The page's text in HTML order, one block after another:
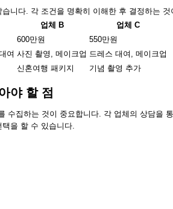
니다. 각 조건을 명확히 이해한 후 결정하는 것
업체 B
업체 C
600만원
550만원
여 사진 촬영, 메이크업 드레스 대여, 메이크업
신혼여행 패키지 기념 촬영 추가
야 할 점
수집하는 것이 중요합니다. 각 업체의 상담을
을 할 수 있습니다.